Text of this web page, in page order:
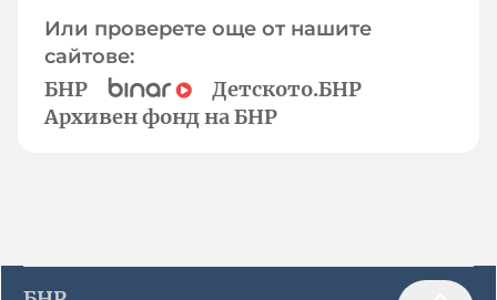
Или проверете още от нашите
сайтове:
БНР
Детското.БНР
Архивен фонд на БНР